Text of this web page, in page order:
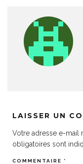
LAISSER UN
Votre adresse e-mail
obligatoires sont
COMMENTAIRE *